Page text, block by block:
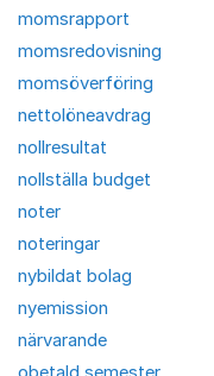
momsrapport
momsredovisning
momsöverföring
nettolöneavdrag
nollresultat
nollställa budget
noter
noteringar
nybildat bolag
nyemission
närvarande